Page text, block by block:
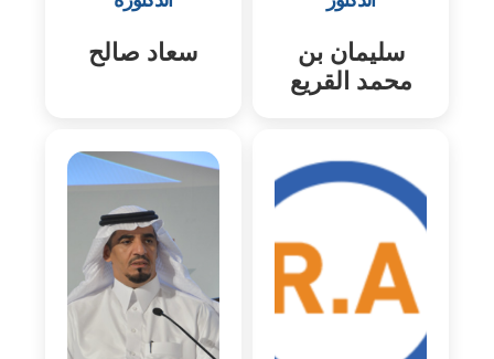
سليمان بن
محمد القريع
سعاد صالح